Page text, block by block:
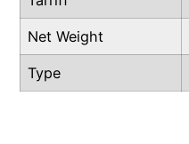
Net Weight
Type